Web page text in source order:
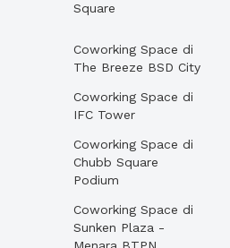
Square
Coworking Space di
The Breeze BSD City
Coworking Space di
IFC Tower
Coworking Space di
Chubb Square
Podium
Coworking Space di
Sunken Plaza -